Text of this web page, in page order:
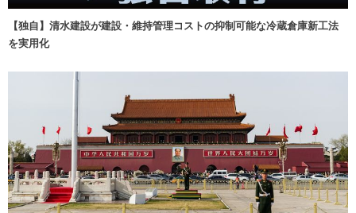
【独自】清水建設が建設・維持管理コストの抑制可能な冷蔵倉庫新工法
を実用化